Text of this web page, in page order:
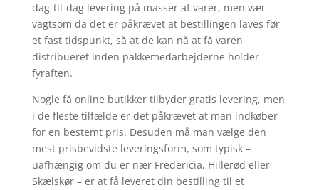
dag-til-dag levering på masser af varer, men vær
vagtsom da det er påkrævet at bestillingen laves før
et fast tidspunkt, så at de kan nå at få varen
distribueret inden pakkemedarbejderne holder
fyraften.
Nogle få online butikker tilbyder gratis levering, men
i de fleste tilfælde er det påkrævet at man indkøber
for en bestemt pris. Desuden må man vælge den
mest prisbevidste leveringsform, som typisk –
uafhængig om du er nær Fredericia, Hillerød eller
Skælskør – er at få leveret din bestilling til et